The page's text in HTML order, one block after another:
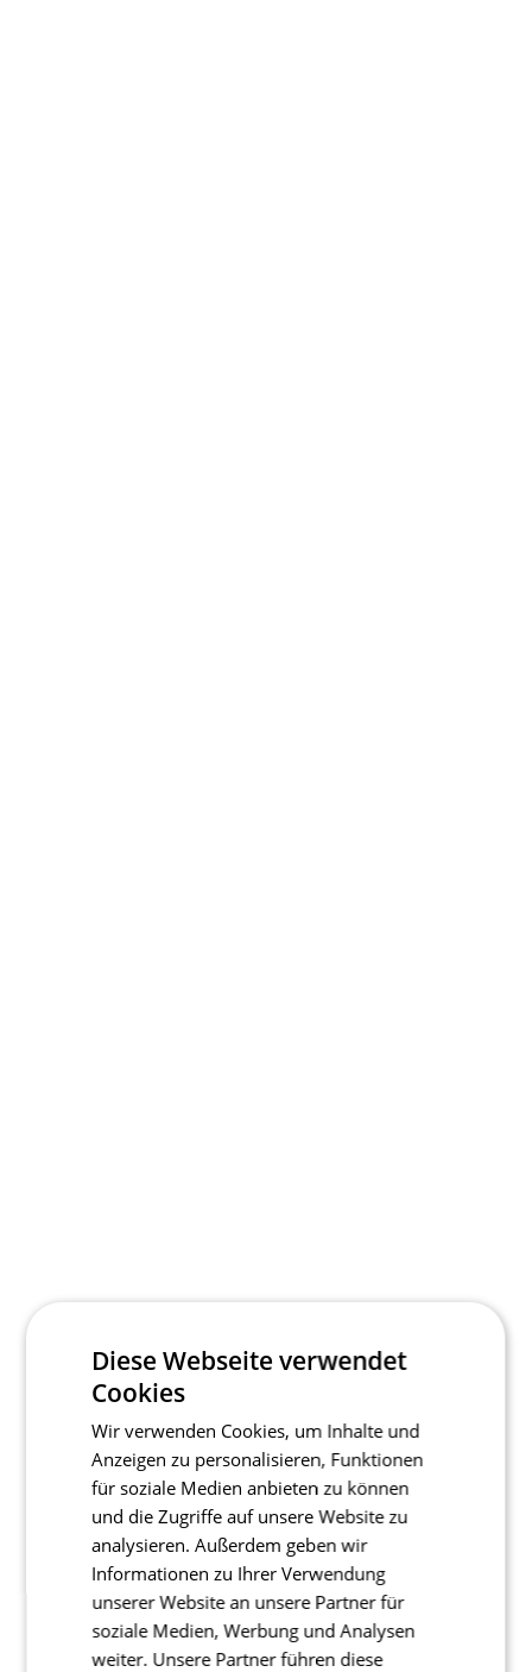
Diese Webseite verwendet
Cookies
Wir verwenden Cookies, um Inhalte und
Anzeigen zu personalisieren, Funktionen
für soziale Medien anbieten zu können
und die Zugriffe auf unsere Website zu
analysieren. Außerdem geben wir
Informationen zu Ihrer Verwendung
unserer Website an unsere Partner für
soziale Medien, Werbung und Analysen
weiter. Unsere Partner führen diese